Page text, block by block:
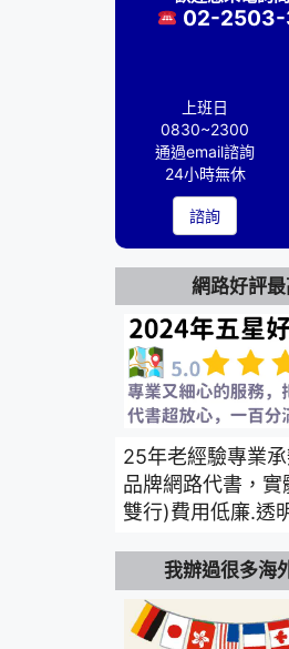
02-2503-
上班日
0830~2300
通過email諮詢
24小時無休
諮詢
網路好評
25年老經驗專業
品牌網路代書，實
雙行)費用低廉.透
我辦過很多海